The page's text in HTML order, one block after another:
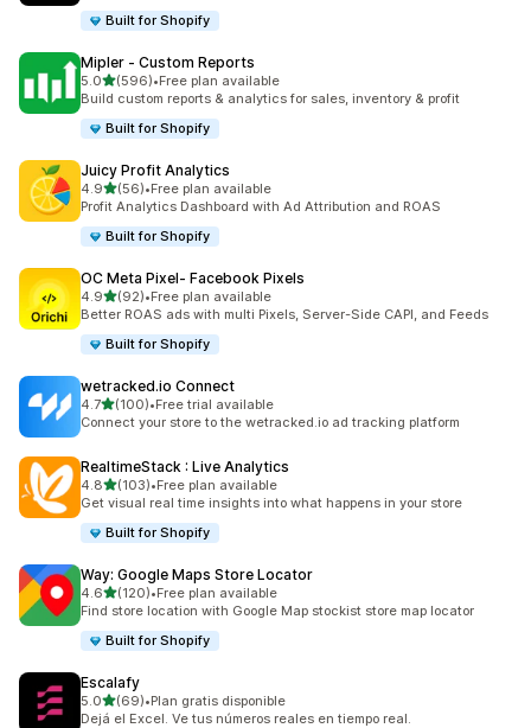
Built for Shopify
Mipler ‑ Custom Reports
5.0滿分 5 顆星
(596)
共有 596 則評價
•Free plan available
Build custom reports & analytics for sales, inventory & profit
Built for Shopify
Juicy Profit Analytics
4.9滿分 5 顆星
(56)
共有 56 則評價
•Free plan available
Profit Analytics Dashboard with Ad Attribution and ROAS
Built for Shopify
OC Meta Pixel‑ Facebook Pixels
4.9滿分 5 顆星
(92)
共有 92 則評價
•Free plan available
Better ROAS ads with multi Pixels, Server-Side CAPI, and Feeds
Built for Shopify
wetracked.io Connect
4.7滿分 5 顆星
(100)
共有 100 則評價
•Free trial available
Connect your store to the wetracked.io ad tracking platform
RealtimeStack : Live Analytics
4.8滿分 5 顆星
(103)
共有 103 則評價
•Free plan available
Get visual real time insights into what happens in your store
Built for Shopify
Way: Google Maps Store Locator
4.6滿分 5 顆星
(120)
共有 120 則評價
•Free plan available
Find store location with Google Map stockist store map locator
Built for Shopify
Escalafy
5.0滿分 5 顆星
(69)
共有 69 則評價
•Plan gratis disponible
Dejá el Excel. Ve tus números reales en tiempo real.